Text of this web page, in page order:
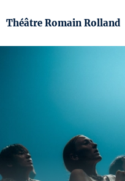
Théâtre Romain Rolland